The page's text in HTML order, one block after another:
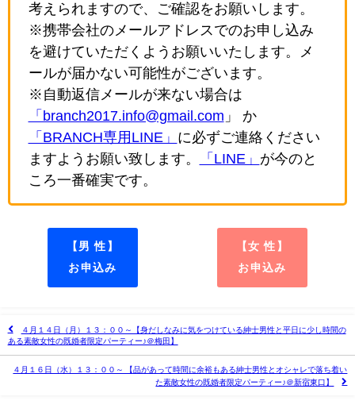
考えられますので、ご確認をお願いします。
※携帯会社のメールアドレスでのお申し込み
を避けていただくようお願いいたします。メ
ールが届かない可能性がございます。
※自動返信メールが来ない場合は
「branch2017.info@gmail.com 」 か
「BRANCH専用LINE」 に必ずご連絡ください
ますようお願い致します。
「LINE」 が今のと
ころ一番確実です。
【男 性】
お申込み
【女 性】
お申込み
４月１４日（月）１３：００～【身だしなみに気をつけている紳士男性と平日に少し時間の
ある素敵女性の既婚者限定パーティー♪＠梅田】
４月１６日（水）１３：００～ 【品があって時間に余裕もある紳士男性とオシャレで落ち着い
た素敵女性の既婚者限定パーティー♪＠新宿東口】